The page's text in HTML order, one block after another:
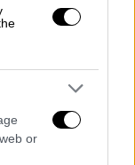
or
και
των
το ήμισυ
των
που θα
της